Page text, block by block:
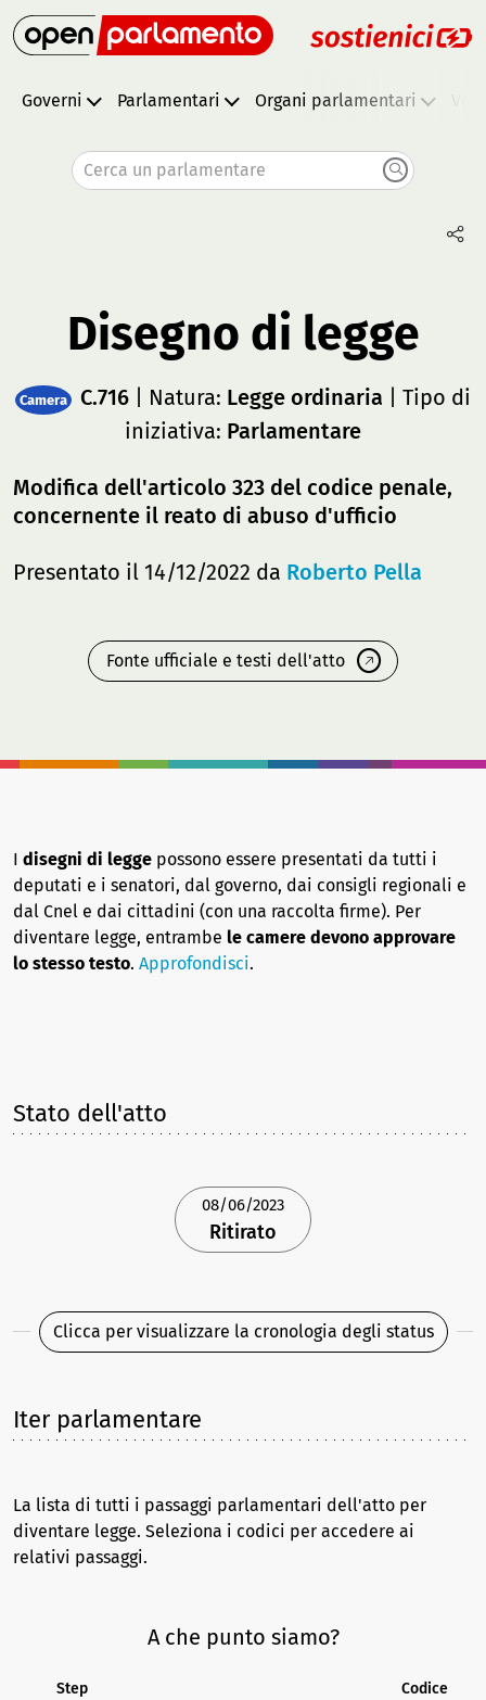
Governi Parlamentari Organi parlamentari
Cerca un parlamentare
Disegno di legge
Camera C.716 | Natura: Legge ordinaria | Tipo di
iniziativa: Parlamentare
Modifica dell'articolo 323 del codice penale,
concernente il reato di abuso d'ufficio
Presentato il 14/12/2022 da Roberto Pella
Fonte ufficiale e testi dell'atto
I disegni di legge possono essere presentati da tutti i
deputati e i senatori, dal governo, dai consigli regionali e
dal Cnel e dai cittadini (con una raccolta firme). Per
diventare legge, entrambe le camere devono approvare
lo stesso testo. Approfondisci.
Stato dell'atto
08/06/2023
Ritirato
Clicca per visualizzare la cronologia degli status
Iter parlamentare
La lista di tutti i passaggi parlamentari dell'atto per
diventare legge. Seleziona i codici per accedere ai
relativi passaggi.
A che punto siamo?
Step Codice